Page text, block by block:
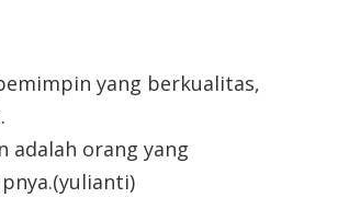
yang berkualitas,
adalah orang yang